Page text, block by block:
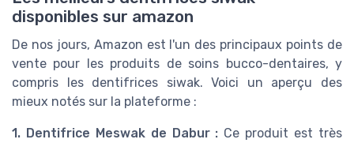
disponibles sur amazon
De nos jours, Amazon est l'un des principaux points de
vente pour les produits de soins bucco-dentaires, y
compris les dentifrices siwak. Voici un aperçu des
mieux notés sur la plateforme :
1. Dentifrice Meswak de Dabur : Ce produit est très